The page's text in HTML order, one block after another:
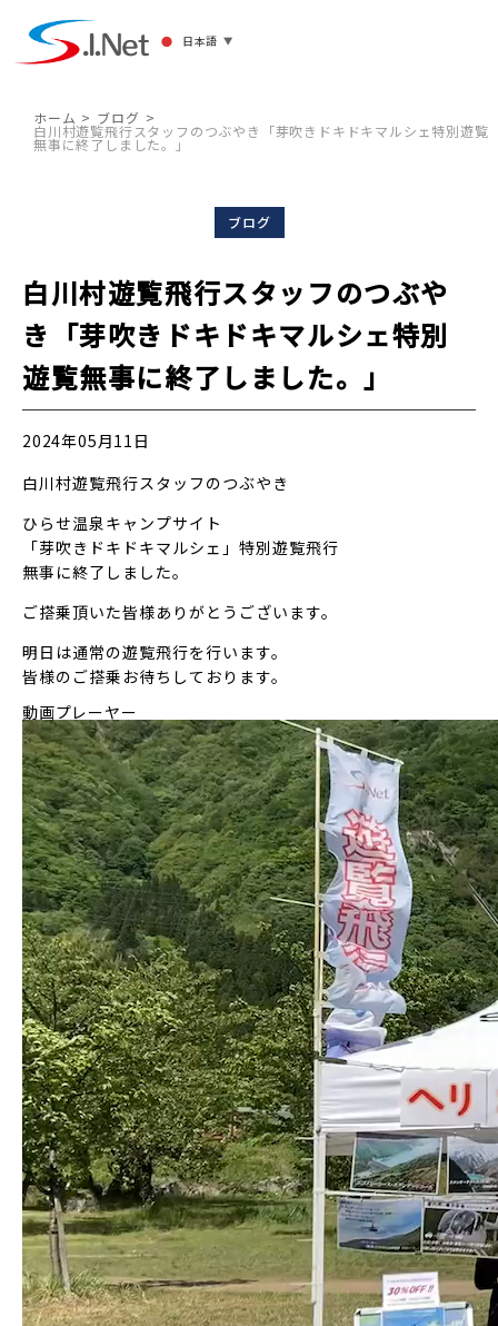
日本語 ▼
ホーム ブログ
白川村遊覧飛行スタッフのつぶやき「芽吹きドキドキマルシェ特別遊覧
無事に終了しました。」
ブログ
白川村遊覧飛行スタッフのつぶや
き「芽吹きドキドキマルシェ特別
遊覧無事に終了しました。」
2024年05月11日
白川村遊覧飛行スタッフのつぶやき
ひらせ温泉キャンプサイト
「芽吹きドキドキマルシェ」特別遊覧飛行
無事に終了しました。
ご搭乗頂いた皆様ありがとうございます。
明日は通常の遊覧飛行を行います。
皆様のご搭乗お待ちしております。
動画プレーヤー